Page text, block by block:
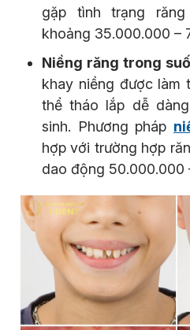
gặp tình trạng
khoảng 35.000.000 –
Niềng răng trong
khay niềng được làm
thể tháo lắp dễ
sinh. Phương pháp
hợp với trường hợp
dao động 50.000.000